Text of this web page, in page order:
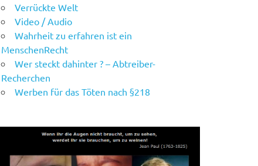
Verrückte Welt
Video / Audio
Wahrheit zu erfahren ist ein
MenschenRecht
Wer steckt dahinter ? – Abtreiber-
Recherchen
Werben für das Töten nach §218